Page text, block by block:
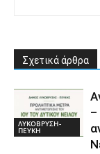
Σχετικά άρθρα
ΛΥΚΟΒΡΥΣΗ-
ΠΕΥΚΗ
–